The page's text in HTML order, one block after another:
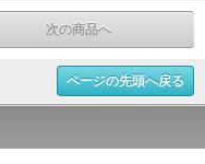
次の商品へ
ページの先頭へ戻る